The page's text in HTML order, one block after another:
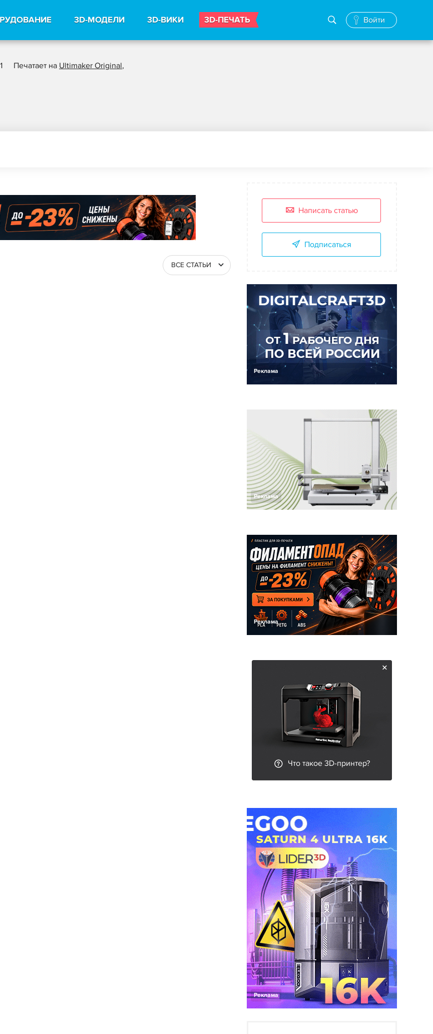
3D-МОДЕЛИ 3D-ВИКИ 3D-ПЕЧАТЬ Войти
Печатает на Ultimaker Original,
ВСЕ СТАТЬИ
Написать статью
Подписаться
Реклама
Реклама
Реклама
Что такое 3D-принтер?
Реклама